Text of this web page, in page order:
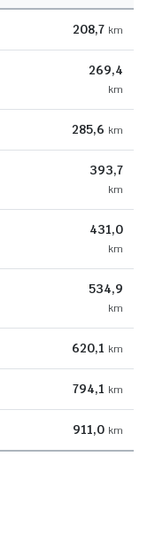
208,7 km
269,4
km
285,6 km
393,7
km
431,0
km
534,9
km
620,1 km
794,1 km
911,0 km